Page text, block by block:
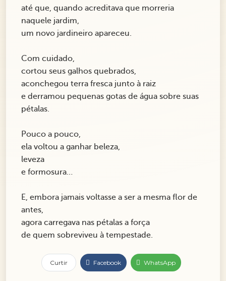
até que, quando acreditava que morreria
naquele jardim,
um novo jardineiro apareceu.
Com cuidado,
cortou seus galhos quebrados,
aconchegou terra fresca junto à raiz
e derramou pequenas gotas de água sobre suas
pétalas.
Pouco a pouco,
ela voltou a ganhar beleza,
leveza
e formosura…
E, embora jamais voltasse a ser a mesma flor de
antes,
agora carregava nas pétalas a força
de quem sobreviveu à tempestade.
Curtir Facebook WhatsApp